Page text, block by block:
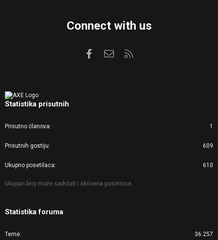
Connect with us
FacebookKontaktirajte nas
Statistika prisutnih
Prisutno članova 1
Prisutnih gostiju 609
Ukupno posetilaca 610
Ukupan broj može sadržati i skrivene posetioce.
Statistika foruma
Teme 36.257